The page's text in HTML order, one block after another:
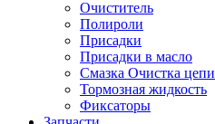
Очиститель
Полироли
Присадки
Присадки в масло
Смазка Очистка цепи
Тормозная жидкость
Фиксаторы